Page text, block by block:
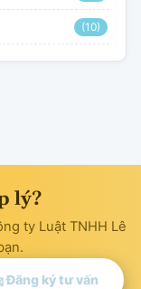
(10)
lý?
ty Luật TNHH Lê
Đăng ký tư vấn